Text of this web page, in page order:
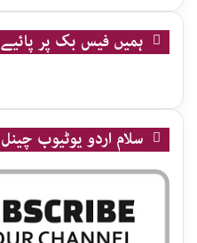
ہمیں فیس بک پر پائیے
سلام اردو یوٹیوب چینل